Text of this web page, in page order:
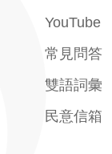
YouTube
常見問答
雙語詞彙
民意信箱